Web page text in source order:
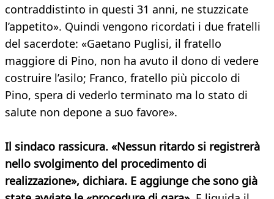
contraddistinto in questi 31 anni, ne stuzzicate
l’appetito». Quindi vengono ricordati i due fratelli
del sacerdote: «Gaetano Puglisi, il fratello
maggiore di Pino, non ha avuto il dono di vedere
costruire l’asilo; Franco, fratello più piccolo di
Pino, spera di vederlo terminato ma lo stato di
salute non depone a suo favore».
Il sindaco rassicura. «Nessun ritardo si registrerà
nello svolgimento del procedimento di
realizzazione», dichiara. E aggiunge che sono già